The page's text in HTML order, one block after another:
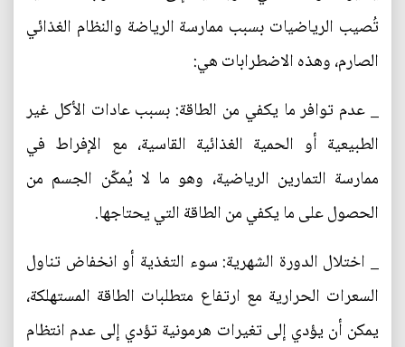
تُصيب الرياضيات بسبب ممارسة الرياضة والنظام الغذائي
الصارم، وهذه الاضطرابات هي:
_ عدم توافر ما يكفي من الطاقة: بسبب عادات الأكل غير
الطبيعية أو الحمية الغذائية القاسية، مع الإفراط في
ممارسة التمارين الرياضية، وهو ما لا يُمكّن الجسم من
الحصول على ما يكفي من الطاقة التي يحتاجها.
_ اختلال الدورة الشهرية: سوء التغذية أو انخفاض تناول
السعرات الحرارية مع ارتفاع متطلبات الطاقة المستهلكة،
يمكن أن يؤدي إلى تغيرات هرمونية تؤدي إلى عدم انتظام